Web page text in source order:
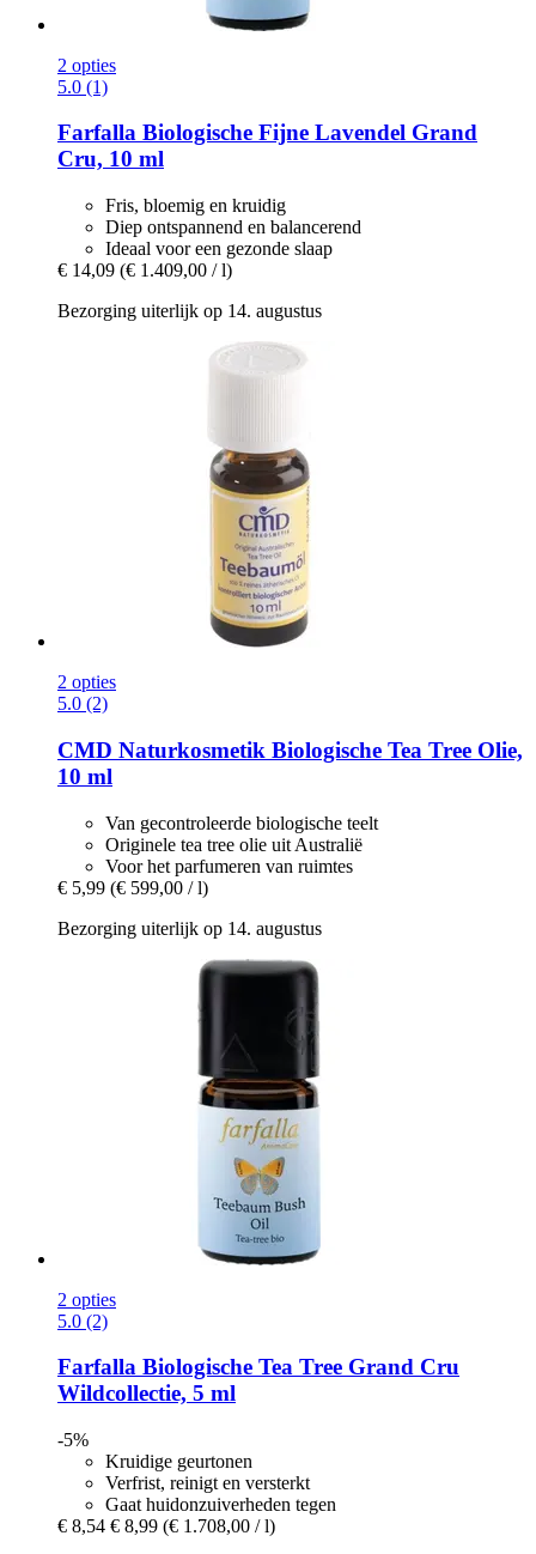
2 opties
5.0 (1)
Farfalla Biologische Fijne Lavendel Grand
Cru, 10 ml
Fris, bloemig en kruidig
Diep ontspannend en balancerend
Ideaal voor een gezonde slaap
€ 14,09 (€ 1.409,00 / l)
Bezorging uiterlijk op 14. augustus
2 opties
5.0 (2)
CMD Naturkosmetik Biologische Tea Tree Olie,
10 ml
Van gecontroleerde biologische teelt
Originele tea tree olie uit Australië
Voor het parfumeren van ruimtes
€ 5,99 (€ 599,00 / l)
Bezorging uiterlijk op 14. augustus
2 opties
5.0 (2)
Farfalla Biologische Tea Tree Grand Cru
Wildcollectie, 5 ml
-5%
Kruidige geurtonen
Verfrist, reinigt en versterkt
Gaat huidonzuiverheden tegen
€ 8,54 € 8,99 (€ 1.708,00 / l)